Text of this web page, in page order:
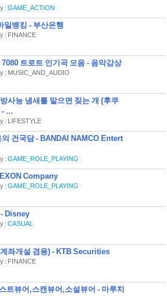
기존의 타이쿤과 달리 썰기는 직접 썰
고, 탕요리는 휘휘 저어주고, 고기는 양
면으로 굽는 등
- 다양한 미니게임!
에서는 다양한
실 수 있도록 되어 있습니다. 레스토랑
을 운영하며
어느정도 자리를 잡았는데 한순간의 실
해서 충분히
극복이 가능하며 한번 씩 쉬어가는 타임
으로 머리도 식히고 돈도 버는 일석이조
의 효과를
: GAME_ACTION
일뱅킹 - 부산은행
: FINANCE
트로트 인기곡 모음 - 음악감상
: MUSIC_AND_AUDIO
사능 냄새를 맡으면 짖는 개 (후쿠
- ...
: LIFESTYLE
의 건국담 - BANDAI NAMCO Entert
: GAME_ROLE_PLAYING
Company
: GAME_ROLE_PLAYING
Disney
: CASUAL
좌개설 겸용) - KTB Securities
: FINANCE
트뷰어,스캔뷰어,소설뷰어 - 마루치